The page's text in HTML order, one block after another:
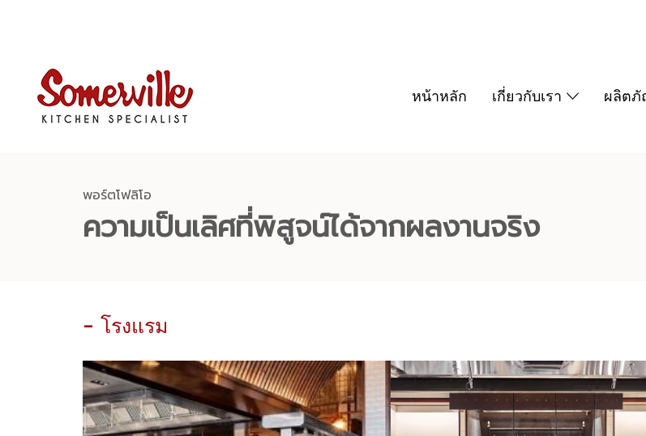
หน้าหลัก เกี่ยวกับเรา ผลิต
พอร์ตโฟลิโอ
ความเป็นเลิศที่พิสูจน์ได้จากผลงานจริง
- โรงแรม